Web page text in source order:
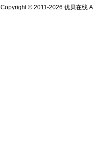
Copyright © 2011-2026 优贝在线